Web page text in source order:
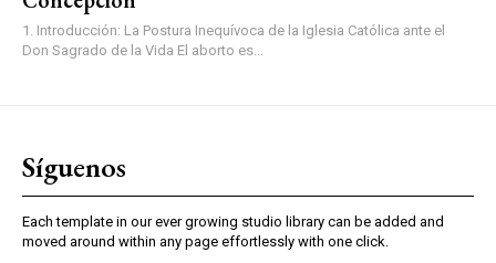
1. Introducción: La Postura Inequívoca de la Iglesia Católica ante el
Don Sagrado de la Vida El aborto es...
Síguenos
Each template in our ever growing studio library can be added and
moved around within any page effortlessly with one click.